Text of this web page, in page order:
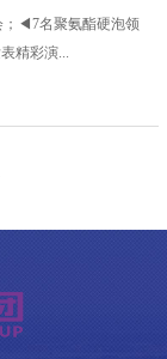
；◀7名聚氨酯硬泡领
精彩演...